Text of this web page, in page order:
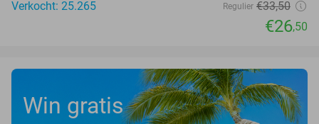
Verkocht: 25.265 Regulier €33,50
€26,50
Win gratis